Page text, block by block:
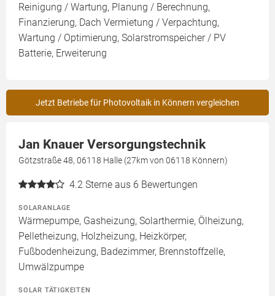
Reinigung / Wartung, Planung / Berechnung,
Finanzierung, Dach Vermietung / Verpachtung,
Wartung / Optimierung, Solarstromspeicher / PV
Batterie, Erweiterung
Jetzt Betriebe für Photovoltaik in Könnern vergleichen
Jan Knauer Versorgungstechnik
Götzstraße 48, 06118 Halle (27km von 06118 Könnern)
4.2 Sterne aus 6 Bewertungen
SOLARANLAGE
Wärmepumpe, Gasheizung, Solarthermie, Ölheizung,
Pelletheizung, Holzheizung, Heizkörper,
Fußbodenheizung, Badezimmer, Brennstoffzelle,
Umwälzpumpe
SOLAR TÄTIGKEITEN